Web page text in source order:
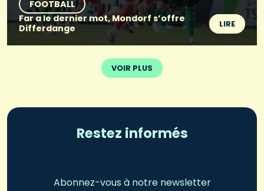
FOOTBALL
Far a le dernier mot, Mondorf s’offre
Differdange
LIRE
VOIR PLUS
Restez informés
Abonnez-vous à notre newsletter